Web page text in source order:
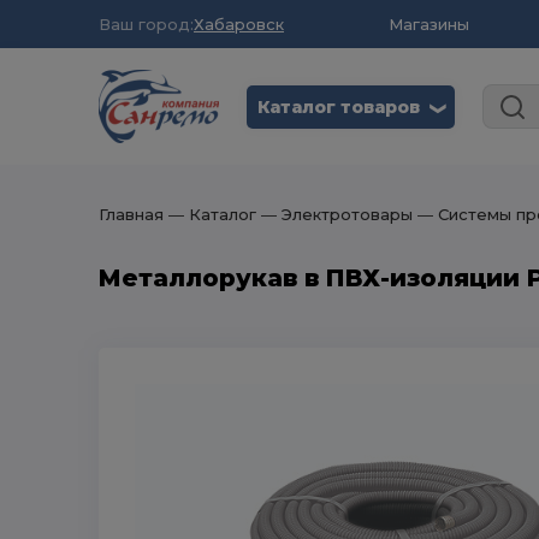
Ваш город:Хабаровск Магазины
Каталог товаров ❮
Главная ― Каталог ― Электротовары ― Системы
Металлорукав в ПВХ-изоляции